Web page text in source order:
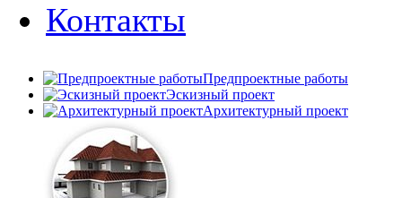
Контакты
Предпроектные работы
Эскизный проект
Архитектурный проект